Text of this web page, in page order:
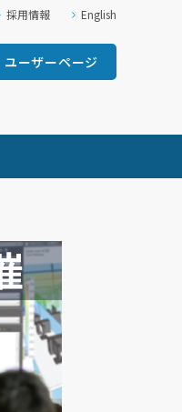
ユーザーページ
採用情報 English